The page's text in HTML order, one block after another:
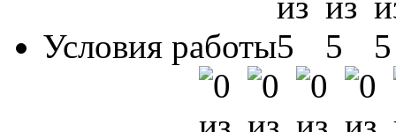
Условия работы